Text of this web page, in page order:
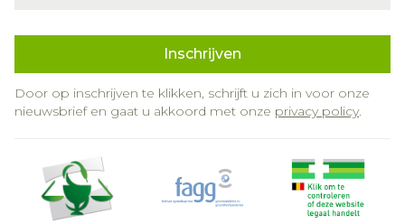
Inschrijven
Door op inschrijven te klikken, schrijft u zich in voor onze
nieuwsbrief en gaat u akkoord met onze privacy policy.